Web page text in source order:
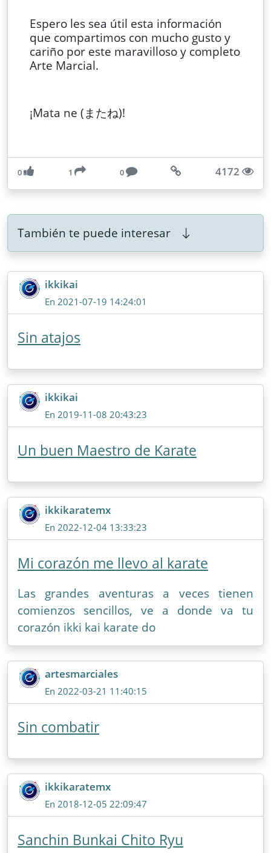
Espero les sea útil esta información
que compartimos con mucho gusto y
cariño por este maravilloso y completo
Arte Marcial.
¡Mata ne (またね)!
0 1 0 4172
También te puede interesar
ikkikai
En 2021-07-19 14:24:01
Sin atajos
ikkikai
En 2019-11-08 20:43:23
Un buen Maestro de Karate
ikkikaratemx
En 2022-12-04 13:33:23
Mi corazón me llevo al karate
Las grandes aventuras a veces tienen
comienzos sencillos, ve a donde va tu
corazón ikki kai karate do
artesmarciales
En 2022-03-21 11:40:15
Sin combatir
ikkikaratemx
En 2018-12-05 22:09:47
Sanchin Bunkai Chito Ryu